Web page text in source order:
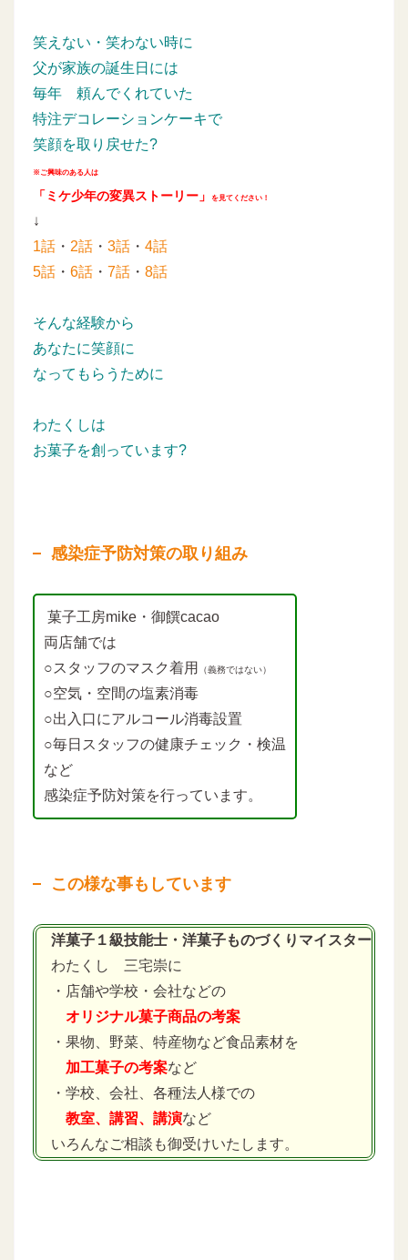
笑えない・笑わない時に
父が家族の誕生日には
毎年 頼んでくれていた
特注デコレーションケーキで
笑顔を取り戻せた?
※ご興味のある人は
「ミケ少年の変異ストーリー」 を見てください！
↓
1話 ・ 2話 ・ 3話 ・ 4話
5話 ・ 6話 ・ 7話 ・ 8話
そんな経験から
あなたに笑顔に
なってもらうために
わたくしは
お菓子を創っています?
感染症予防対策の取り組み
菓子工房mike・御饌cacao
両店舗では
○スタッフのマスク着用
（義務ではない）
○空気・空間の塩素消毒
○出入口にアルコール消毒設置
○毎日スタッフの健康チェック・検温
など
感染症予防対策を行っています。
この様な事もしています
洋菓子１級技能士・洋菓子ものづくりマイスター
わたくし 三宅崇に
・店舗や学校・会社などの
オリジナル菓子商品の考案
・果物、野菜、特産物など食品素材を
加工菓子の考案など
・学校、会社、各種法人様での
教室、講習、講演など
いろんなご相談も御受けいたします。